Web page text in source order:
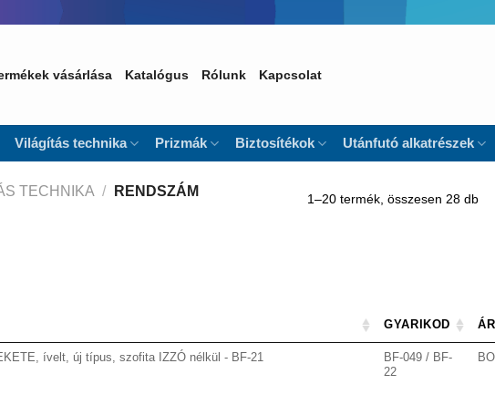
vásárlása Katalógus Rólunk Kapcsolat
Világítás technika Prizmák Biztosítékok Utánfutó alkatrészek
TECHNIKA /
RENDSZÁM
1–20 termék, összesen 28 db
GYARIKOD
ívelt, új típus, szofita IZZÓ nélkül - BF-21
BF-049 / BF-
22